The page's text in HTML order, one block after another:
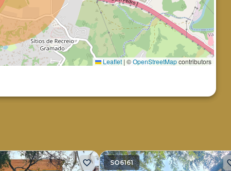
Leaflet | ©OpenStreetMapcontributors
SO6161